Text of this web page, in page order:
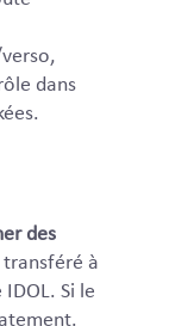
dans
des
à
Si le